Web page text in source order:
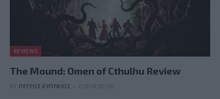
REVIEWS
The Mound: Omen of Cthulhu Review
BY ΠΈΤΡΟΣ ΚΥΠΡΑΊΟΣ 03/08/2026